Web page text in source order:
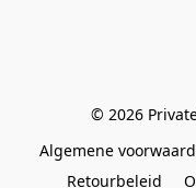
© 2026
Algemene
Retourbeleid